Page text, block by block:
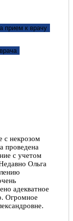
к
труд!
я теперь
прием к врачу
с некрозом
проведена
с учетом
Ольга
адекватное
Огромное